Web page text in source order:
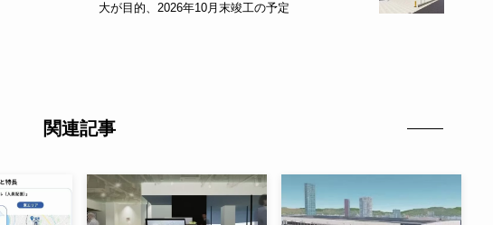
大が目的、2026年10月末竣工の予定
関連記事